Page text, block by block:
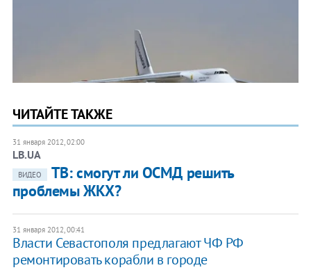
ЧИТАЙТЕ ТАКЖЕ
31 января 2012, 02:00
LB.UA
ВИДЕО
ТВ: смогут ли ОСМД решить
проблемы ЖКХ?
31 января 2012, 00:41
Власти Севастополя предлагают ЧФ РФ
ремонтировать корабли в городе